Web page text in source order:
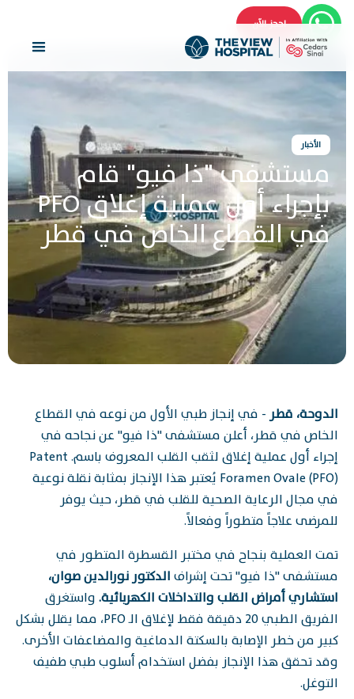
احجز الآن
الأخبار
مستشفى "ذا فيو" قام
بإجراء أول عملية إغلاق PFO
في القطاع الخاص في قطر
الدوحة، قطر - في إنجاز طبي الأول من نوعه في القطاع
الخاص في قطر، أعلن مستشفى "ذا فيو" عن نجاحه في
إجراء أول عملية إغلاق لثقب القلب المعروف باسم. Patent
Foramen Ovale (PFO) يُعتبر هذا الإنجاز بمثابة نقلة نوعية
في مجال الرعاية الصحية للقلب في قطر، حيث يوفر
للمرضى علاجاً متطوراً وفعالاً.
تمت العملية بنجاح في مختبر القسطرة المتطور في
مستشفى "ذا فيو" تحت إشرافالدكتور نورالدين صوان،
استشاري أمراض القلب والتداخلات الكهربائية.واستغرق
الفريق الطبي 20 دقيقة فقط لإغلاق الـ PFO، مما يقلل بشكل
كبير من خطر الإصابة بالسكتة الدماغية والمضاعفات الأخرى.
وقد تحقق هذا الإنجاز بفضل استخدام أسلوب طبي طفيف
التوغل.